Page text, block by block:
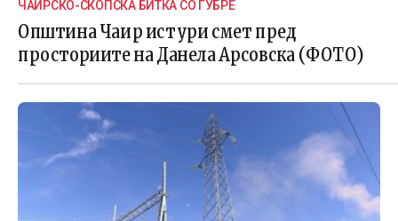
ЧАИРСКО-СКОПСКА БИТКА СО ЃУБРЕ
Општина Чаир истури смет пред
просториите на Данела Арсовска (ФОТО)